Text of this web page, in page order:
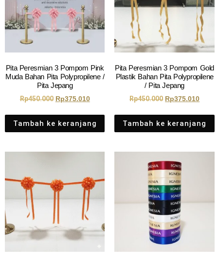
Pita Peresmian 3 Pompom Pink
Muda Bahan Pita Polypropilene /
Pita Jepang
Rp450.000 Rp375.010
Tambah ke keranjang
Pita Peresmian 3 Pompom Gold
Plastik Bahan Pita Polypropilene
/ Pita Jepang
Rp450.000 Rp375.010
Tambah ke keranjang